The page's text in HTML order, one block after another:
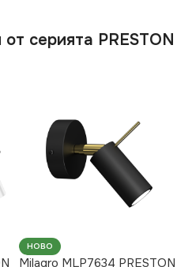
серията PRESTON
НОВО
Milagro MLP7634 PRESTON